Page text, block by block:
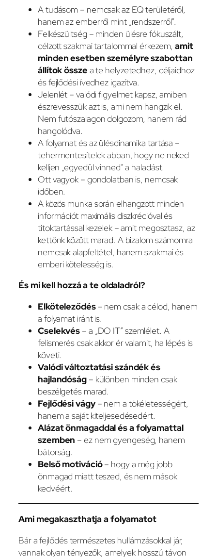
A tudásom – nemcsak az EQ területéről,
hanem az emberről mint „rendszerről”.
Felkészültség – minden ülésre fókuszált,
célzott szakmai tartalommal érkezem,amit
minden esetben személyre szabottan
állítok össze a te helyzetedhez, céljaidhoz
és fejlődési ívedhez igazítva.
Jelenlét – valódi figyelmet kapsz, amiben
észrevesszük azt is, ami nem hangzik el.
Nem futószalagon dolgozom, hanem rád
hangolódva.
A folyamat és az ülésdinamika tartása –
tehermentesítelek abban, hogy ne neked
kelljen „egyedül vinned” a haladást.
Ott vagyok – gondolatban is, nemcsak
időben.
A közös munka során elhangzott minden
információt maximális diszkrécióval és
titoktartással kezelek – amit megosztasz, az
kettőnk között marad. A bizalom számomra
nemcsak alapfeltétel, hanem szakmai és
emberi kötelesség is.
És mi kell hozzá a te oldaladról?
Elköteleződés– nem csak a célod, hanem
a folyamat iránt is.
Cselekvés – a „DO IT” szemlélet. A
felismerés csak akkor ér valamit, ha lépés is
követi.
Valódi változtatási szándék és
hajlandóság– különben minden csak
beszélgetés marad.
Fejlődési vágy– nem a tökéletességért,
hanem a saját kiteljesedésedért.
Alázat önmagaddal és a folyamattal
szemben – ez nem gyengeség, hanem
bátorság.
Belső motiváció– hogy a még jobb
önmagad miatt teszed, és nem mások
kedvéért.
Ami megakaszthatja a folyamatot
Bár a fejlődés természetes hullámzásokkal jár,
vannak olyan tényezők, amelyek hosszú távon